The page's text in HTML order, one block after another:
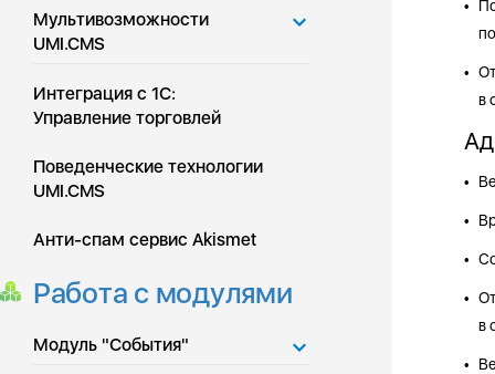
Мультивозможности
UMI.CMS
Интеграция с 1С:
Управление торговлей
Поведенческие технологии
UMI.CMS
Анти-спам сервис Akismet
Работа с модулями
Модуль "События"
•
•
в
•
•
•
•
в
•